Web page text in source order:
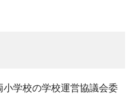
学校の学校運営協議会委